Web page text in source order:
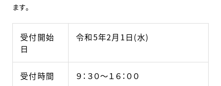
ます。
受付開始
日
令和5年2月1日(水)
受付時間 ９：３０～１６：００